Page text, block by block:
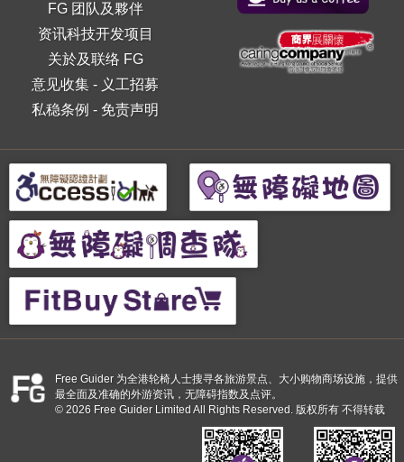
FG 团队及夥伴
资讯科技开发项目
关於及联络 FG
意见收集 - 义工招募
私稳条例 - 免责声明
Free Guider 为全港轮椅人士搜寻各旅游景点、大小购物商场设施，提供
最全面及准确的外游资讯，无障碍指数及点评。
© 2026 Free Guider Limited All Rights Reserved. 版权所有 不得转载